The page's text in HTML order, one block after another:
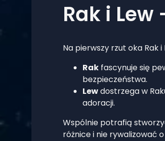
Rak i
Na pierwszy rzut oka Rak i
Rak fascynuje się
bezpieczeństwa.
Lewdostrzega w
adoracji.
Wspólnie potrafią
różnice i nie rywalizować